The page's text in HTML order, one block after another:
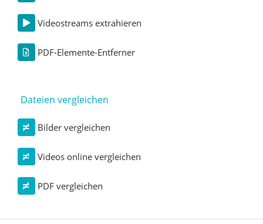
Videostreams extrahieren
PDF-Elemente-Entferner
Dateien vergleichen
Bilder vergleichen
Videos online vergleichen
PDF vergleichen